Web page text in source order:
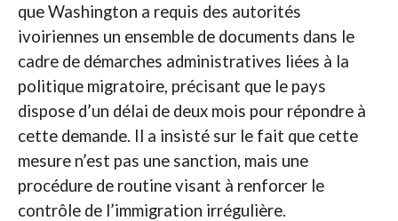
que Washington a requis des autorités
ivoiriennes un ensemble de documents dans le
cadre de démarches administratives liées à la
politique migratoire, précisant que le pays
dispose d’un délai de deux mois pour répondre à
cette demande. Il a insisté sur le fait que cette
mesure n’est pas une sanction, mais une
procédure de routine visant à renforcer le
contrôle de l’immigration irrégulière.